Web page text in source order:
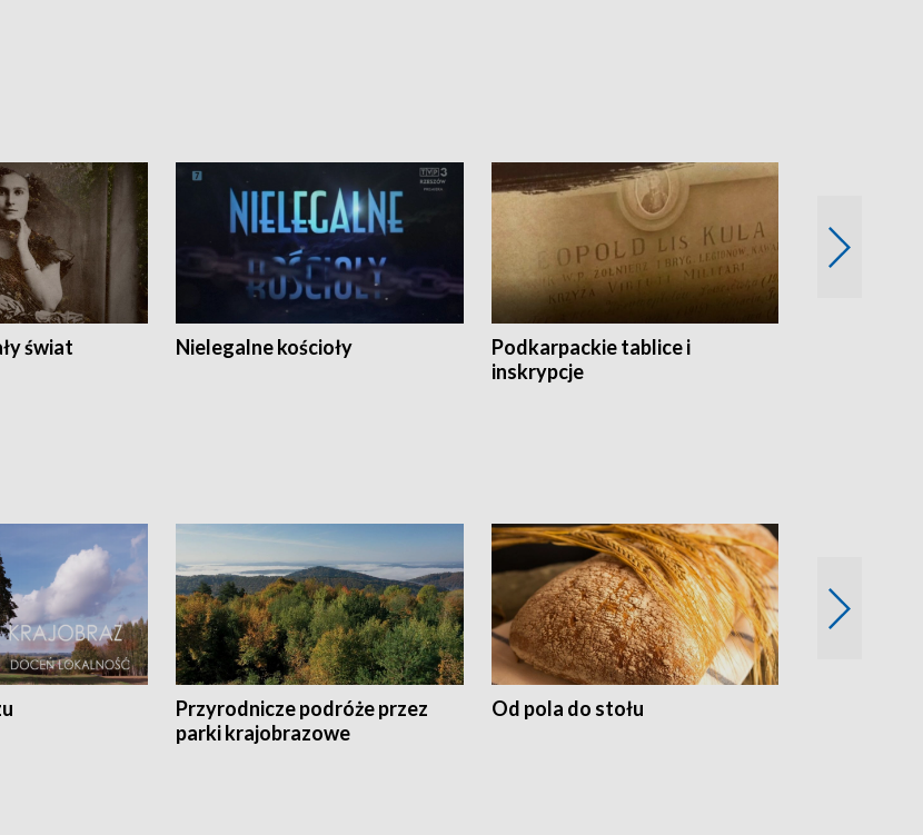
świat Nielegalne kościoły
Podkarpackie tablice i
inskrypcje
Przyrodnicze podróże przez
parki krajobrazowe
Od pola do stołu